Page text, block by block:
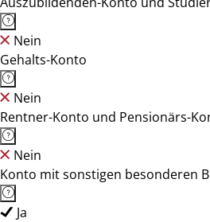
Nein
Gehalts-Konto
Nein
Rentner-Konto und Pensionärs-
Nein
Konto mit sonstigen besonderen
Ja